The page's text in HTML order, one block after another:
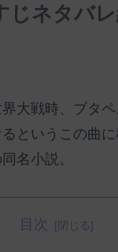
じネタバ
大戦時、ブタ
というこの曲
名小説。
目次